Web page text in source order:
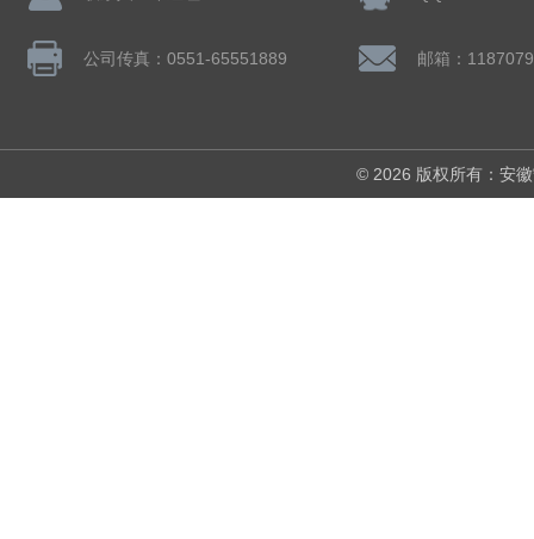
公司传真：0551-65551889 邮箱：
© 2026 版权所有：安